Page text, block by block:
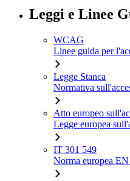
Leggi e Linee
WCAG
Linee guida per
Legge Stanca
Normativa
Atto europeo
Legge europea
IT 301 549
Norma europea